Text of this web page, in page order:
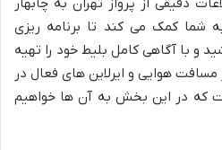
شما کمک می کند تا برنامه ریزی
و با آگاهی کامل بلیط خود را تهیه
هوایی و ایرلاین های فعال در
که در این بخش به آن ها خواهیم